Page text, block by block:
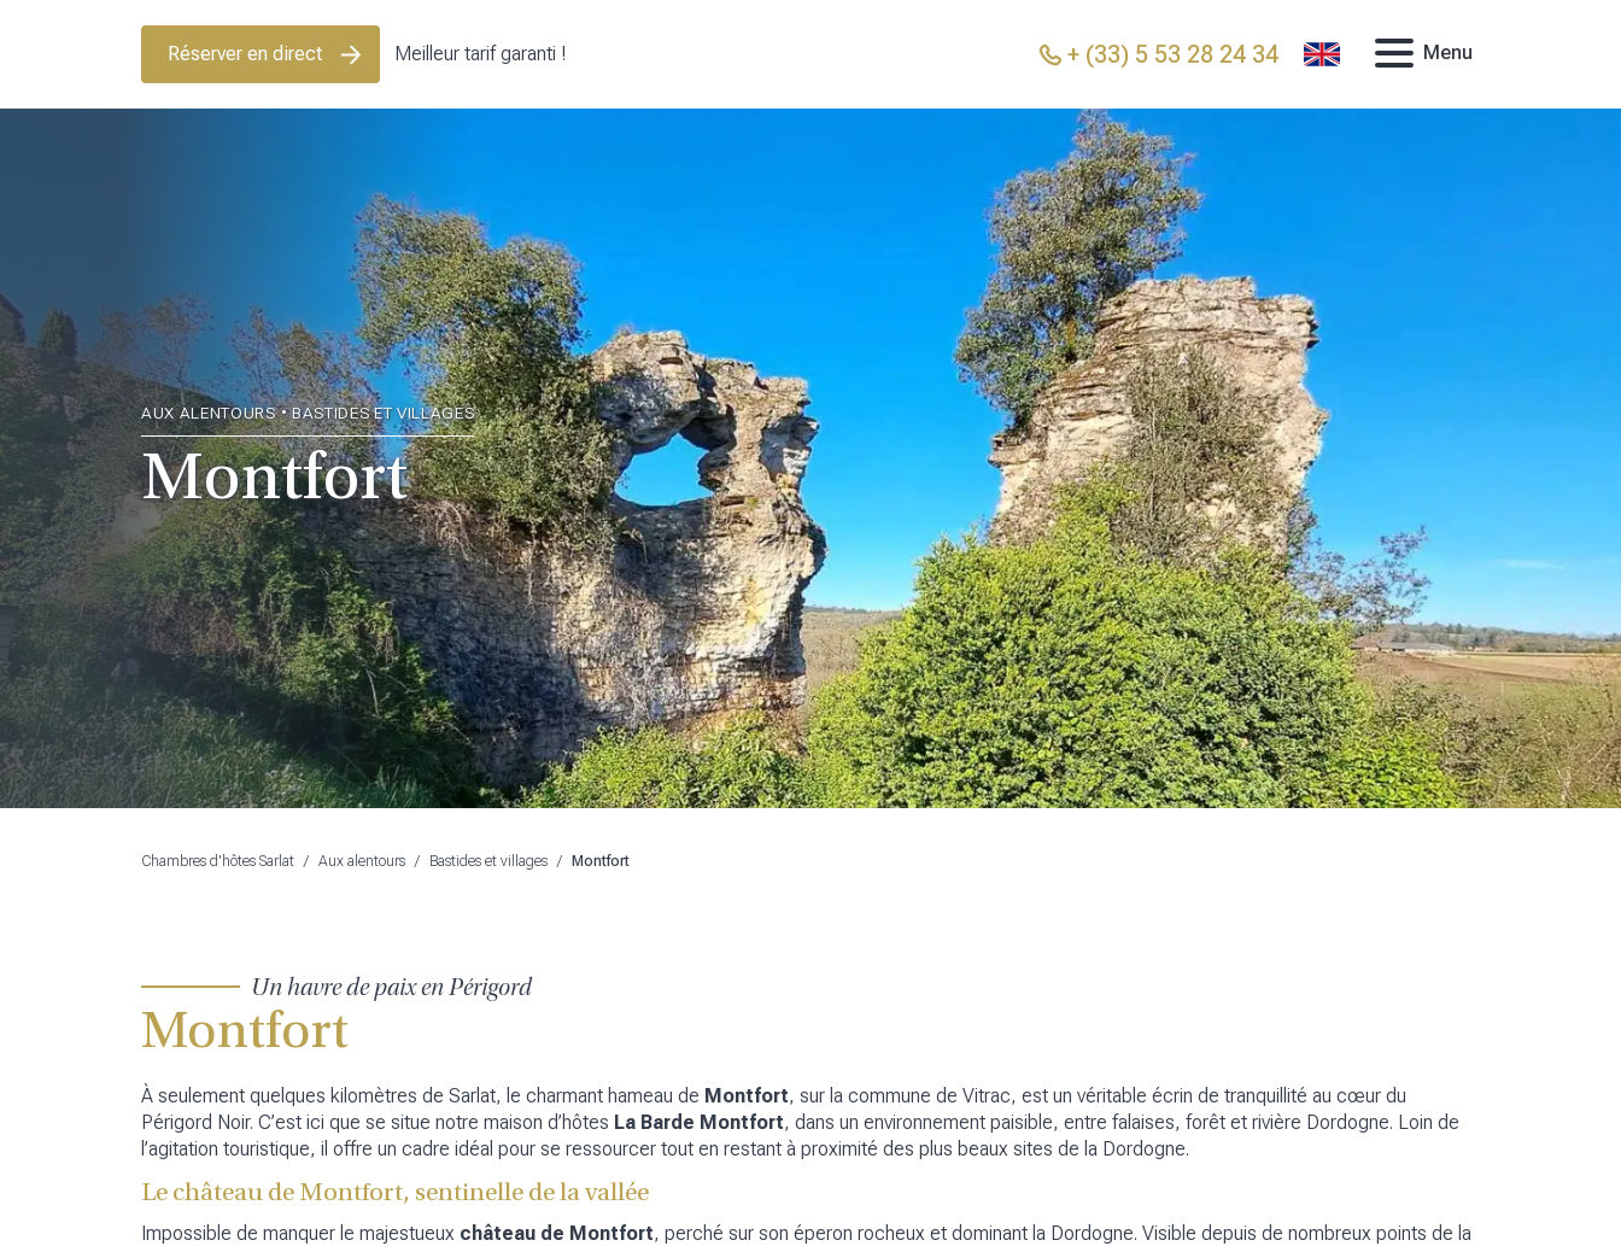
Réserver en direct Meilleur tarif garanti ! + (33) 5 53 28 24 34 Menu
AUX ALENTOURS • BASTIDES ET VILLAGES
Montfort
Chambres d'hôtes Sarlat / Aux alentours / Bastides et villages / Montfort
Un havre de paix en Périgord
Montfort
À seulement quelques kilomètres de Sarlat, le charmant hameau de Montfort, sur la commune de Vitrac, est un véritable écrin de tranquillité au cœur du
Périgord Noir. C’est ici que se situe notre maison d’hôtes La Barde Montfort, dans un environnement paisible, entre falaises, forêt et rivière Dordogne. Loin de
l’agitation touristique, il offre un cadre idéal pour se ressourcer tout en restant à proximité des plus beaux sites de la Dordogne.
Le château de Montfort, sentinelle de la vallée
Impossible de manquer le majestueux château de Montfort, perché sur son éperon rocheux et dominant la Dordogne. Visible depuis de nombreux points de la